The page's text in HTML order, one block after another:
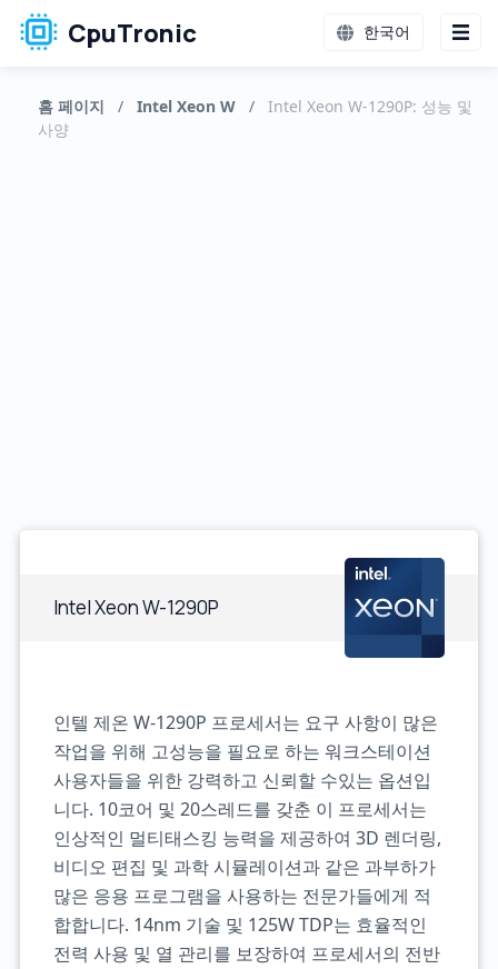
CpuTronic 한국어
홈 페이지 / Intel Xeon W /
Intel Xeon W-1290P: 성능 및
사양
Intel Xeon W-1290P
인텔 제온 W-1290P 프로세서는 요구 사항이 많은
작업을 위해 고성능을 필요로 하는 워크스테이션
사용자들을 위한 강력하고 신뢰할 수있는 옵션입
니다. 10코어 및 20스레드를 갖춘 이 프로세서는
인상적인 멀티태스킹 능력을 제공하여 3D 렌더링,
비디오 편집 및 과학 시뮬레이션과 같은 과부하가
많은 응용 프로그램을 사용하는 전문가들에게 적
합합니다. 14nm 기술 및 125W TDP는 효율적인
전력 사용 및 열 관리를 보장하여 프로세서의 전반